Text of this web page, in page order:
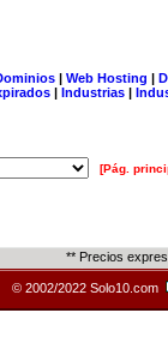
| Web Hosting |
| Industrias |
[Pág.
** Precios
© 2002/2022 Solo10.com